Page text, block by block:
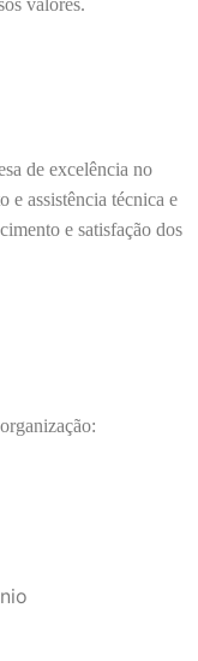
valores.
de excelência no
e assistência técnica e
e satisfação dos